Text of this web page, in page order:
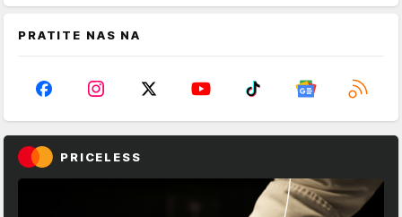
PRATITE NAS NA
PRICELESS